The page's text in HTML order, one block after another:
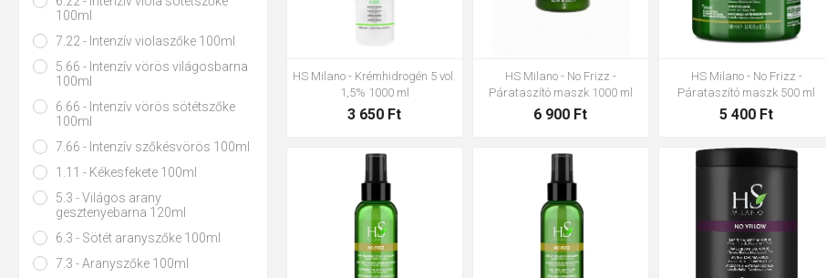
HS Milano - Krémhidrogén 5 vol.
1,5% 1000 ml
3 650 Ft
HS Milano - No Frizz -
Párataszító maszk 1000 ml
6 900 Ft
HS Milano - No Frizz -
Párataszító maszk 500 ml
5 400 Ft
100ml
7.22 - Intenzív violaszőke 100ml
5.66 - Intenzív vörös világosbarna
100ml
6.66 - Intenzív vörös sötétszőke
100ml
7.66 - Intenzív szőkésvörös 100ml
1.11 - Kékesfekete 100ml
5.3 - Világos arany
gesztenyebarna 120ml
6.3 - Sötét aranyszőke 100ml
7.3 - Aranyszőke 100ml